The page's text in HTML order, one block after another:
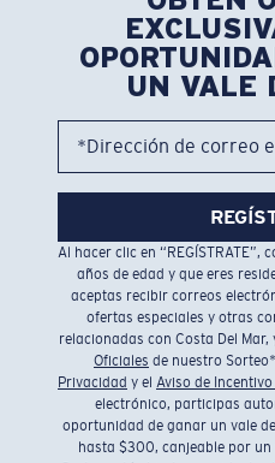
UN VALE
*Dirección de correo
Al hacer clic en “REGÍSTRATE”,
años de edad y que eres
aceptas recibir correos
ofertas especiales y otras
relacionadas con Costa Del
Oficiales de nuestro
Privacidad y el Aviso de
electrónico, participas
oportunidad de ganar un vale
hasta $300, canjeable por un